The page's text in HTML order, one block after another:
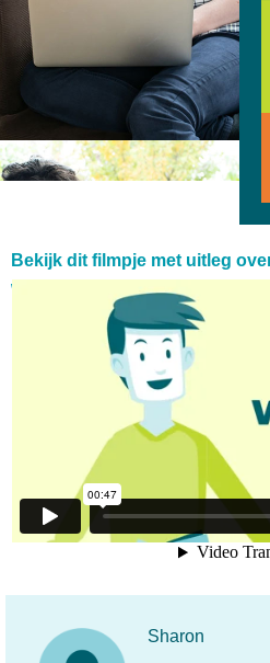
Bekijk dit filmpje met uitleg
werkt.
Sharon